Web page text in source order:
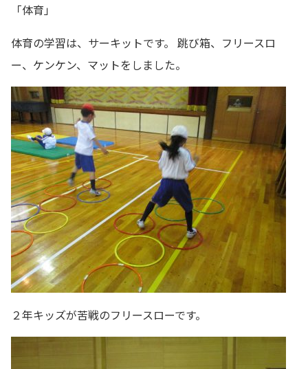
「体育」
体育の学習は、サーキットです。 跳び箱、フリースロ
ー、ケンケン、マットをしました。
２年キッズが苦戦のフリースローです。